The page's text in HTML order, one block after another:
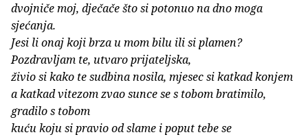
dvojniče moj, dječače što si potonuo na dno moga
sjećanja.
Jesi li onaj koji brza u mom bilu ili si plamen?
Pozdravljam te, utvaro prijateljska,
živio si kako te sudbina nosila, mjesec si katkad konjem
a katkad vitezom zvao sunce se s tobom bratimilo,
gradilo s tobom
kuću koju si pravio od slame i poput tebe se